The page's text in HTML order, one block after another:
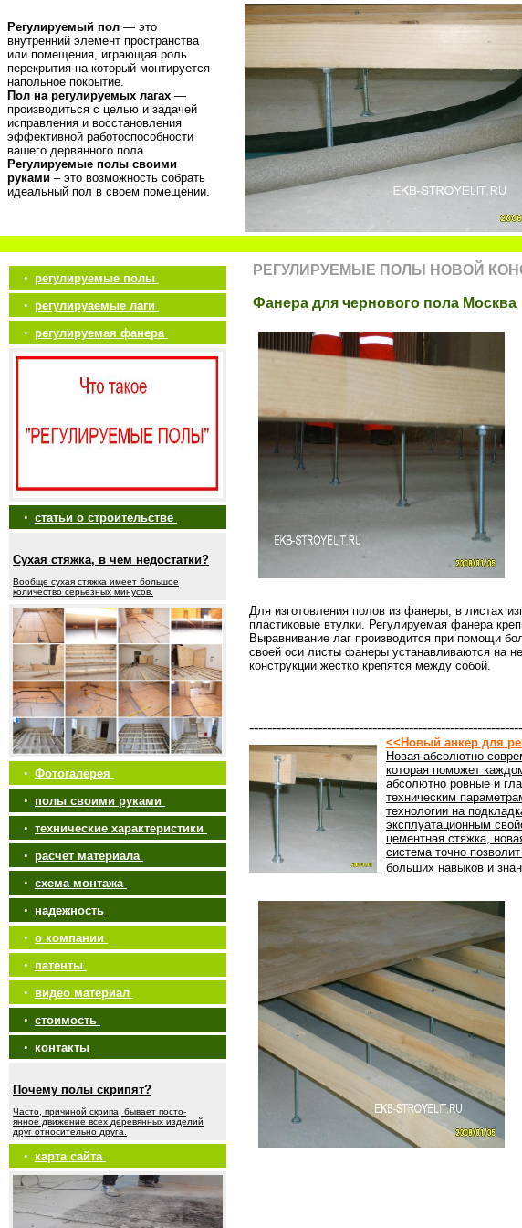
Регулируемый пол — это
внутренний элемент пространства
или помещения, играющая роль
перекрытия на который монтируется
напольное покрытие.
Пол на регулируемых лагах —
производиться с целью и задачей
исправления и восстановления
эффективной работоспособности
вашего дервянного пола.
Регулируемые полы своими
руками – это возможность собрать
идеальный пол в своем помещении.
• регулируемые полы
• регулируаемые лаги
• регулируемая фанера
• статьи о строительстве
Сухая стяжка, в чем недостатки?
Вообще сухая стяжка имеет большое
количество серьезных минусов.
• Фотогалерея
• полы своими руками
• технические характеристики
• расчет материала
• схема монтажа
• надежность
• о компании
• патенты
• видео материал
• стоимость
• контакты
Почему полы скрипят?
Часто, причиной скрипа, бывает посто-
янное движение всех деревянных изделий
друг относительно друга.
• карта сайта
РЕГУЛИРУЕМЫЕ ПОЛЫ НОВОЙ
Фанера для чернового пола Москва
Для изготовления полов из фанеры, в листах
пластиковые втулки. Регулируемая фанера
Выравнивание лаг производится при помощи
своей оси листы фанеры устанавливаются на
конструкции жестко крепятся между собой.
<<Новый анкер для
Новая абсолютно
которая поможет
абсолютно ровные и
техническим
технологии на
эксплуатационным
цементная стяжка,
система точно
больших навыков и